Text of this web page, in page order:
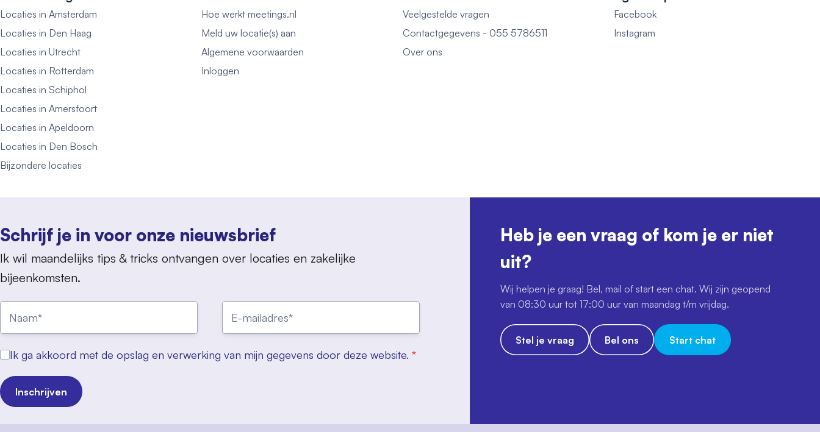
Locaties in Amsterdam
Locaties in Den Haag
Locaties in Utrecht
Locaties in Rotterdam
Locaties in Schiphol
Locaties in Amersfoort
Locaties in Apeldoorn
Locaties in Den Bosch
Bijzondere locaties
Hoe werkt meetings.nl
Meld uw locatie(s) aan
Algemene voorwaarden
Inloggen
Veelgestelde vragen
Contactgegevens - 055 5786511
Over ons
Facebook
Instagram
Schrijf je in voor onze nieuwsbrief
Ik wil maandelijks tips & tricks ontvangen over locaties en zakelijke
bijeenkomsten.
Ik ga akkoord met de opslag en verwerking van mijn gegevens door deze website. *
Inschrijven
Heb je een vraag of kom je er niet
uit?
Wij helpen je graag! Bel, mail of start een chat. Wij zijn geopend
van 08:30 uur tot 17:00 uur van maandag t/m vrijdag.
Stel je vraag Bel ons Start chat